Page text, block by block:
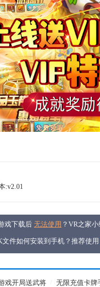
:v2.01
戏下载后 无法使用 ？VR之家
件如何安装到手机？推荐使用
戏开局送武将 无限充值卡牌